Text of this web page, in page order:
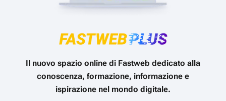
Il nuovo spazio online di Fastweb dedicato alla
conoscenza, formazione, informazione e
ispirazione nel mondo digitale.